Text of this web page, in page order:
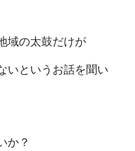
域の太鼓だけが
いというお話を聞い
か？